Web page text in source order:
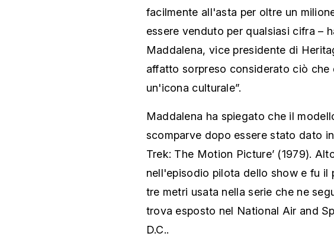
facilmente all'asta per oltre un
essere venduto per qualsiasi cifra –
Maddalena, vice presidente di
affatto sorpreso considerato ciò che
un'icona culturale”.
Maddalena ha spiegato che il
scomparve dopo essere stato dato
Trek: The Motion Picture’ (1979).
nell'episodio pilota dello show e fu il
tre metri usata nella serie che ne
trova esposto nel National Air and
D.C..